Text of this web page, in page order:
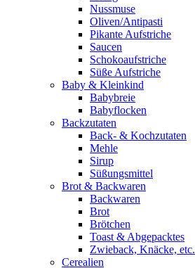
Nussmuse
Oliven/Antipasti
Pikante Aufstriche
Saucen
Schokoaufstriche
Süße Aufstriche
Baby & Kleinkind
Babybreie
Babyflocken
Backzutaten
Back- & Kochzutaten
Mehle
Sirup
Süßungsmittel
Brot & Backwaren
Backwaren
Brot
Brötchen
Toast & Abgepacktes
Zwieback, Knäcke, etc.
Cerealien